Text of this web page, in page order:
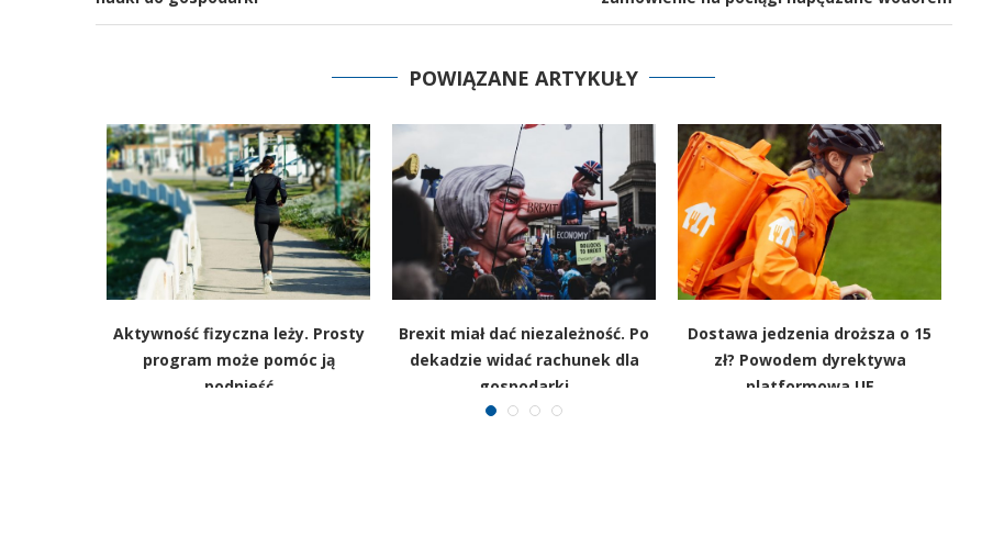
POWIĄZANE ARTYKUŁY
Aktywność fizyczna leży. Prosty
program może pomóc ją
podnieść
Brexit miał dać niezależność. Po
dekadzie widać rachunek dla
gospodarki
Dostawa jedzenia droższa o 15
zł? Powodem dyrektywa
platformowa UE